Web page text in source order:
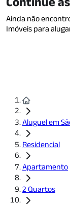
Ainda não
Imóveis para
Aluguel em
Residencial
Apartamento
2 Quartos